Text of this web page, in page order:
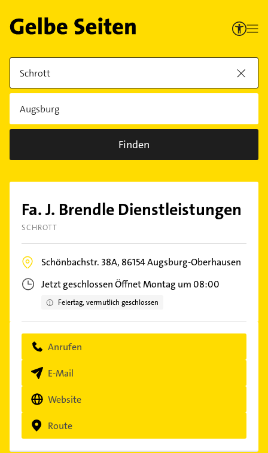
Finden
Fa. J. Brendle Dienstleistungen
SCHROTT
Schönbachstr. 38A, 86154Augsburg-Oberhausen
Jetzt geschlossenÖffnet Montag um 08:00
Feiertag, vermutlich geschlossen
Anrufen
E-Mail
Website
Route